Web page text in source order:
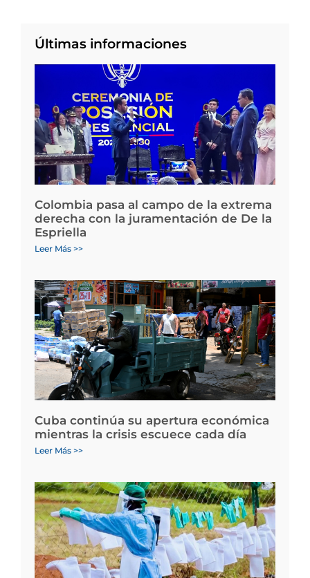
Últimas informaciones
Colombia pasa al campo de la extrema
derecha con la juramentación de De la
Espriella
Leer Más >>
Cuba continúa su apertura económica
mientras la crisis escuece cada día
Leer Más >>